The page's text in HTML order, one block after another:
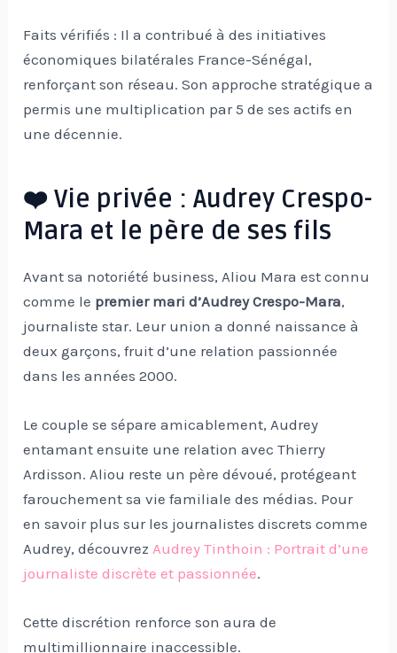
Faits vérifiés : Il a contribué à des initiatives
économiques bilatérales France-Sénégal,
renforçant son réseau. Son approche stratégique a
permis une multiplication par 5 de ses actifs en
une décennie.
❤️ Vie privée : Audrey Crespo-
Mara et le père de ses fils
Avant sa notoriété business, Aliou Mara est connu
comme le premier mari d’Audrey Crespo-Mara,
journaliste star. Leur union a donné naissance à
deux garçons, fruit d’une relation passionnée
dans les années 2000.
Le couple se sépare amicablement, Audrey
entamant ensuite une relation avec Thierry
Ardisson. Aliou reste un père dévoué, protégeant
farouchement sa vie familiale des médias. Pour
en savoir plus sur les journalistes discrets comme
Audrey, découvrez Audrey Tinthoin : Portrait d’une
journaliste discrète et passionnée.
Cette discrétion renforce son aura de
multimillionnaire inaccessible.